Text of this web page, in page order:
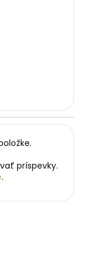
príspevky.
.